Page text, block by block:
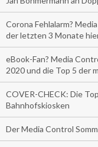
Corona Fehlalarm?
der letzten 3 Monate
eBook-Fan? Media
2020 und die Top 5 der
COVER-CHECK: Die
Bahnhofskiosken
Der Media Control